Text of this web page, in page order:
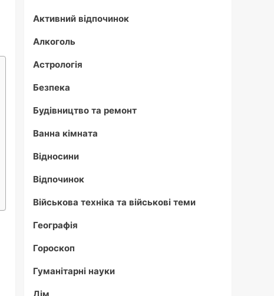
Активний відпочинок
Алкоголь
Астрологія
Безпека
Будівництво та ремонт
Ванна кімната
Відносини
Відпочинок
Військова техніка та військові теми
Географія
Гороскоп
Гуманітарні науки
Дім